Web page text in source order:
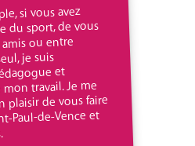
si vous avez
du sport, de vous
ou entre
je suis
et
travail. Je me
plaisir de vous faire
Paul-de-Vence et